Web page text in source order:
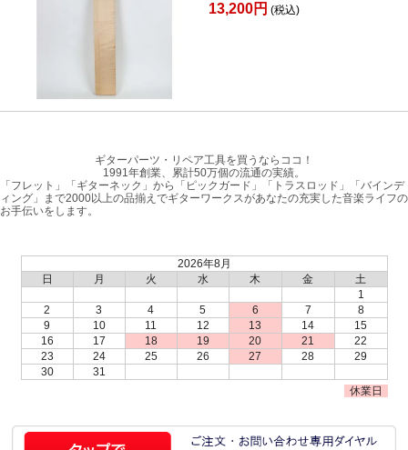
13,200円 (税込)
ギターパーツ・リペア工具を買うならココ！
1991年創業、累計50万個の流通の実績。
「フレット」「ギターネック」から「ピックガード」「トラスロッド」「バインデ
ィング」まで2000以上の品揃えでギターワークスがあなたの充実した音楽ライフの
お手伝いをします。
2026年8月
日
月 火 水 木 金
土
1
2
3 4 5 6 7
8
9
10 11 12 13 14
15
16
17 18 19 20 21
22
23
24 25 26 27 28
29
30
31
休業日